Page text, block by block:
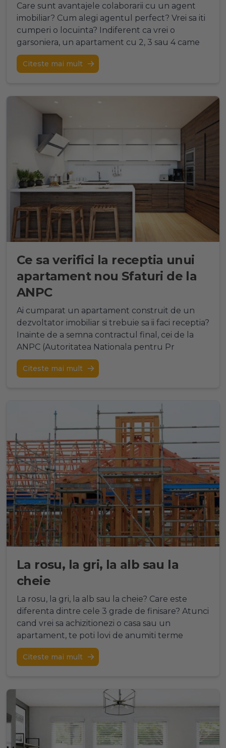
Care sunt avantajele colaborarii cu un agent
imobiliar? Cum alegi agentul perfect? Vrei sa iti
cumperi o locuinta? Indiferent ca vrei o
garsoniera, un apartament cu 2, 3 sau 4 came
Citeste mai mult
Ce sa verifici la receptia unui
apartament nou Sfaturi de la
ANPC
Ai cumparat un apartament construit de un
dezvoltator imobiliar si trebuie sa ii faci receptia?
Inainte de a semna contractul final, cei de la
ANPC (Autoritatea Nationala pentru Pr
Citeste mai mult
La rosu, la gri, la alb sau la
cheie
La rosu, la gri, la alb sau la cheie? Care este
diferenta dintre cele 3 grade de finisare? Atunci
cand vrei sa achizitionezi o casa sau un
apartament, te poti lovi de anumiti terme
Citeste mai mult